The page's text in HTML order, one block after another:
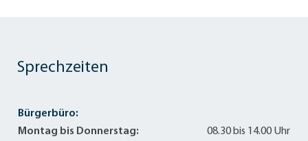
Sprechzeiten
Bürgerbüro:
Montag bis Donnerstag:
08.30 bis 14.00 Uhr